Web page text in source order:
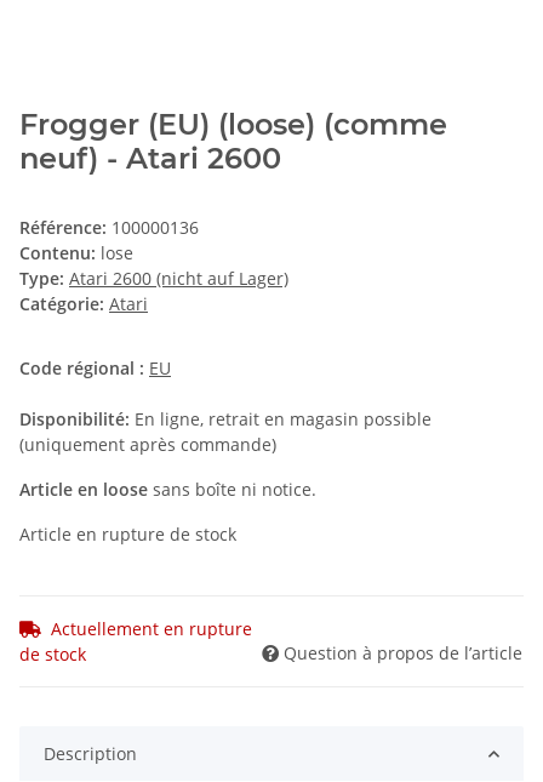
Frogger (EU) (loose) (comme
neuf) - Atari 2600
Référence: 100000136
Contenu: lose
Type: Atari 2600 (nicht auf Lager)
Catégorie: Atari
Code régional : EU
Disponibilité: En ligne, retrait en magasin possible
(uniquement après commande)
Article en loose sans boîte ni notice.
Article en rupture de stock
Actuellement en rupture
de stock
Question à propos de l’article
Description